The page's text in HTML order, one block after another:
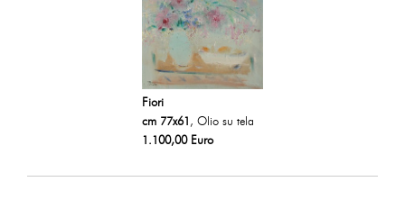
Fiori
cm 77x61 , Olio su tela
1.100,00 Euro